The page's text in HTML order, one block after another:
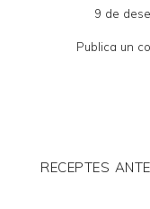
9 de
Publica un
RECEPTES